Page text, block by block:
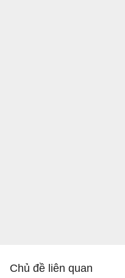
Chủ đề liên quan